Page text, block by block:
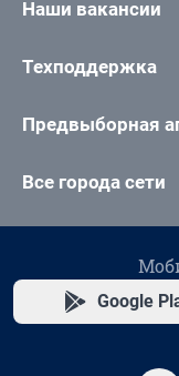
Наши вакансии
Техподдержка
Предвыборная
Все города сети
Google